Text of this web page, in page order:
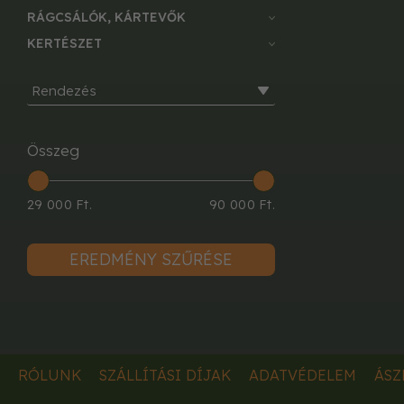
RÁGCSÁLÓK, KÁRTEVŐK
KERTÉSZET
Rendezés
Összeg
29 000 Ft. 90 000 Ft.
EREDMÉNY SZŰRÉSE
RÓLUNK SZÁLLÍTÁSI DÍJAK ADATVÉDELEM